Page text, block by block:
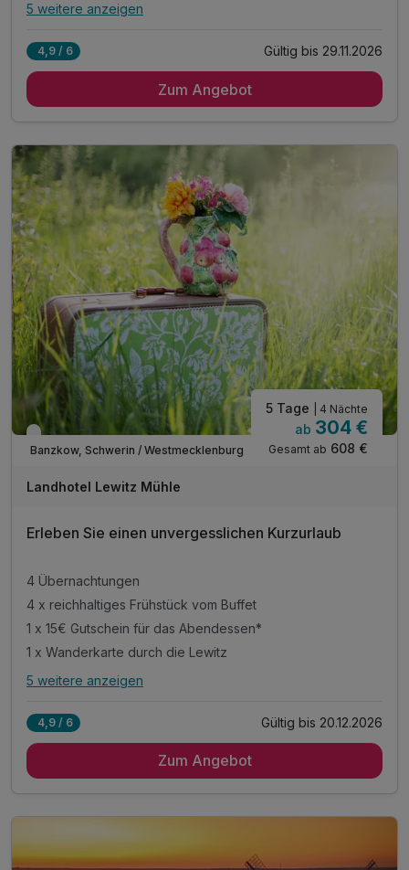
Alle Inklusivleistungen
3 x reichhaltiges Frühstück vom Buffet
1 x Flasche Wasser auf dem Zimmer
- Sauna zur Entspannung
- Erholung in ländlicher Atmosphäre
- Rückzugsort zum Abschalten
inkl. Stadtplan & Infos Sightseeing in Schwerin
5 weitere anzeigen
4,9 / 6 Gültig bis 29.11.2026
Zum Angebot
Verfügbar bis Dezember
Banzkow, Schwerin / Westmecklenburg
5 Tage | 4 Nächte
ab 304 €
Gesamt ab 608 €
Landhotel Lewitz Mühle
Erleben Sie einen unvergesslichen Kurzurlaub
4 Übernachtungen
4 x reichhaltiges Frühstück vom Buffet
1 x 15€ Gutschein für das Abendessen*
1 x Wanderkarte durch die Lewitz
Alle Inklusivleistungen
4 x reichhaltiges Frühstück vom Buffet
1 x Flasche Wasser auf dem Zimmer
5 weitere anzeigen
4,9 / 6 Gültig bis 20.12.2026
Zum Angebot